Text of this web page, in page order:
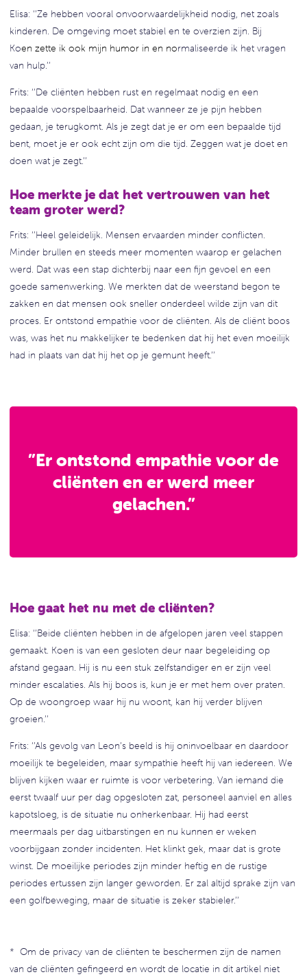
Elisa: ‘’Ze hebben vooral onvoorwaardelijkheid nodig, net zoals
kinderen. De omgeving moet stabiel en te overzien zijn. Bij
Koen zette ik ook mijn humor in en normaliseerde ik het vragen
van hulp.’’
Frits: ‘’De cliënten hebben rust en regelmaat nodig en een
bepaalde voorspelbaarheid. Dat wanneer ze je pijn hebben
gedaan, je terugkomt. Als je zegt dat je er om een bepaalde tijd
bent, moet je er ook echt zijn om die tijd. Zeggen wat je doet en
doen wat je zegt.’’
Hoe merkte je dat het vertrouwen van het
team groter werd?
Frits: ‘’Heel geleidelijk. Mensen ervaarden minder conflicten.
Minder brullen en steeds meer momenten waarop er gelachen
werd. Dat was een stap dichterbij naar een fijn gevoel en een
goede samenwerking. We merkten dat de weerstand begon te
zakken en dat mensen ook sneller onderdeel wilde zijn van dit
proces. Er ontstond empathie voor de cliënten. Als de cliënt boos
was, was het nu makkelijker te bedenken dat hij het even moeilijk
had in plaats van dat hij het op je gemunt heeft.’’
”Er ontstond empathie voor de
cliënten en er werd meer
gelachen.”
Hoe gaat het nu met de cliënten?
Elisa: ‘’Beide cliënten hebben in de afgelopen jaren veel stappen
gemaakt. Koen is van een gesloten deur naar begeleiding op
afstand gegaan. Hij is nu een stuk zelfstandiger en er zijn veel
minder escalaties. Als hij boos is, kun je er met hem over praten.
Op de woongroep waar hij nu woont, kan hij verder blijven
groeien.’’
Frits: ‘’Als gevolg van Leon’s beeld is hij oninvoelbaar en daardoor
moeilijk te begeleiden, maar sympathie heeft hij van iedereen. We
blijven kijken waar er ruimte is voor verbetering. Van iemand die
eerst twaalf uur per dag opgesloten zat, personeel aanviel en alles
kapotsloeg, is de situatie nu onherkenbaar. Hij had eerst
meermaals per dag uitbarstingen en nu kunnen er weken
voorbijgaan zonder incidenten. Het klinkt gek, maar dat is grote
winst. De moeilijke periodes zijn minder heftig en de rustige
periodes ertussen zijn langer geworden. Er zal altijd sprake zijn van
een golfbeweging, maar de situatie is zeker stabieler.’’
* Om de privacy van de cliënten te beschermen zijn de namen
van de cliënten gefingeerd en wordt de locatie in dit artikel niet